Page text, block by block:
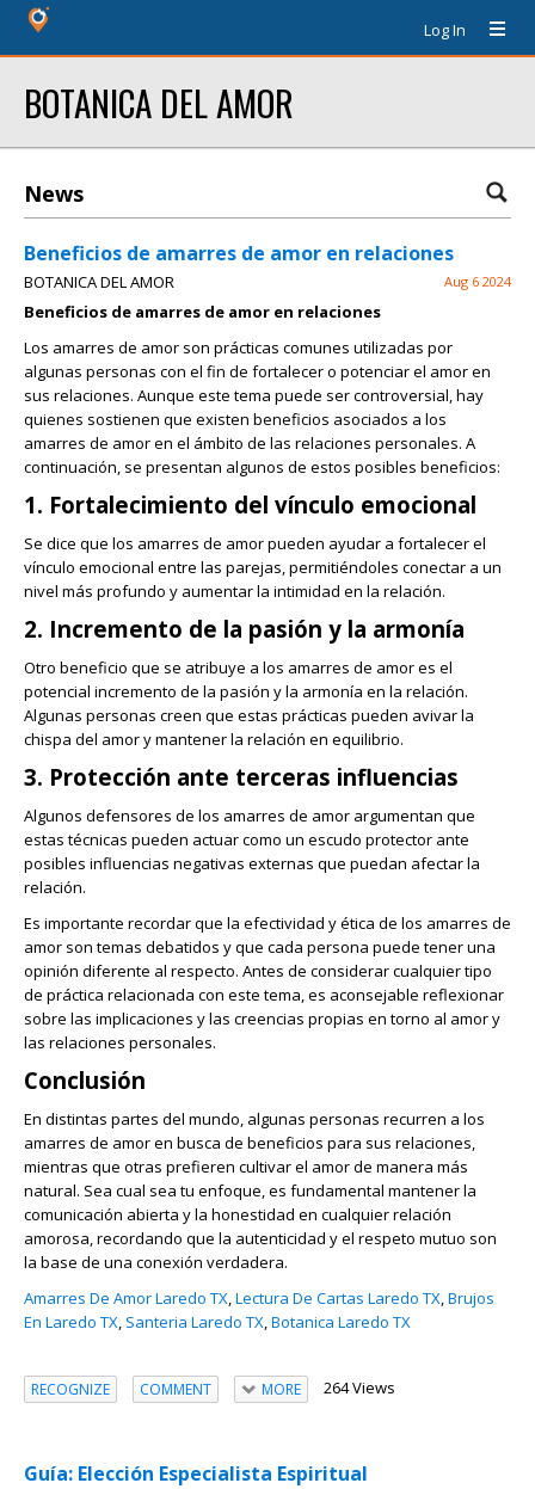
Log In
BOTANICA DEL AMOR
News
Beneficios de amarres de amor en relaciones
BOTANICA DEL AMOR Aug 6 2024
Beneficios de amarres de amor en relaciones
Los amarres de amor son prácticas comunes utilizadas por
algunas personas con el fin de fortalecer o potenciar el amor en
sus relaciones. Aunque este tema puede ser controversial, hay
quienes sostienen que existen beneficios asociados a los
amarres de amor en el ámbito de las relaciones personales. A
continuación, se presentan algunos de estos posibles beneficios:
1. Fortalecimiento del vínculo emocional
Se dice que los amarres de amor pueden ayudar a fortalecer el
vínculo emocional entre las parejas, permitiéndoles conectar a un
nivel más profundo y aumentar la intimidad en la relación.
2. Incremento de la pasión y la armonía
Otro beneficio que se atribuye a los amarres de amor es el
potencial incremento de la pasión y la armonía en la relación.
Algunas personas creen que estas prácticas pueden avivar la
chispa del amor y mantener la relación en equilibrio.
3. Protección ante terceras influencias
Algunos defensores de los amarres de amor argumentan que
estas técnicas pueden actuar como un escudo protector ante
posibles influencias negativas externas que puedan afectar la
relación.
Es importante recordar que la efectividad y ética de los amarres de
amor son temas debatidos y que cada persona puede tener una
opinión diferente al respecto. Antes de considerar cualquier tipo
de práctica relacionada con este tema, es aconsejable reflexionar
sobre las implicaciones y las creencias propias en torno al amor y
las relaciones personales.
Conclusión
En distintas partes del mundo, algunas personas recurren a los
amarres de amor en busca de beneficios para sus relaciones,
mientras que otras prefieren cultivar el amor de manera más
natural. Sea cual sea tu enfoque, es fundamental mantener la
comunicación abierta y la honestidad en cualquier relación
amorosa, recordando que la autenticidad y el respeto mutuo son
la base de una conexión verdadera.
Amarres De Amor Laredo TX,Lectura De Cartas Laredo TX,Brujos
En Laredo TX, Santeria Laredo TX,Botanica Laredo TX
RECOGNIZE COMMENT MORE 264 Views
Guía: Elección Especialista Espiritual